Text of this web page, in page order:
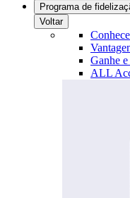
Programa de
Voltar
Ganhe
ALL